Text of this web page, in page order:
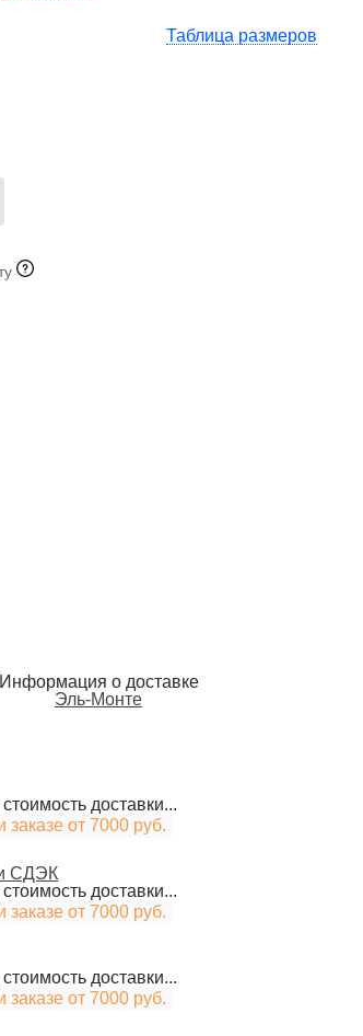
Таблица размеров
Информация о доставке
Эль-Монте
доставки...
заказе от 7000 руб.
СДЭК
доставки...
заказе от 7000 руб.
доставки...
заказе от 7000 руб.